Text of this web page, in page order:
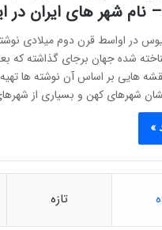
شهر های ایران در
در اواسط قرن دوم میلادی
هایی بر اساس آن نوشته ها
شهرهای کهن و بسیاری از
»
تازه